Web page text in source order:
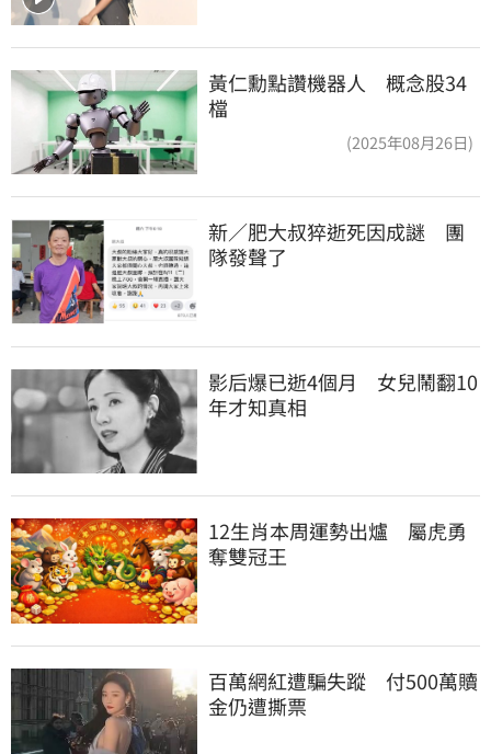
黃仁勳點讚機器人 概念股34
檔
(2025年08月26日)
新／肥大叔猝逝死因成謎　團
隊發聲了
影后爆已逝4個月　女兒鬧翻10
年才知真相
12生肖本周運勢出爐　屬虎勇
奪雙冠王
百萬網紅遭騙失蹤　付500萬贖
金仍遭撕票